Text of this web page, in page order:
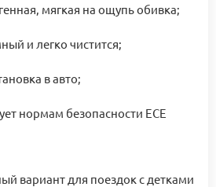
мягкая на ощупь обивка;
и легко чистится;
в авто;
нормам безопасности ECE
вариант для поездок с детками